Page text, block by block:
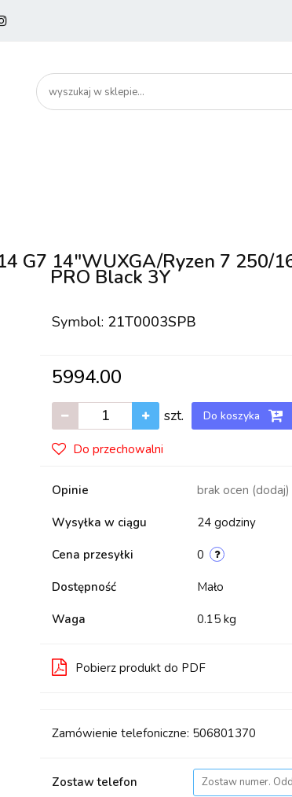
Bezpieczeństwo
G7 14"WUXGA/Ryzen 7 250/
PRO Black 3Y
Symbol: 21T0003SPB
5994.00
szt. Do koszyka
Do przechowalni
Opinie brak ocen (dodaj)
Wysyłka w ciągu 24 godziny
Cena przesyłki 0
Dostępność Mało
Waga 0.15 kg
Pobierz produkt do PDF
Zamówienie telefoniczne: 506801370
Zostaw telefon